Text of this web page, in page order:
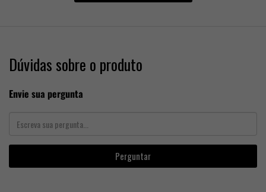
Dúvidas sobre o produto
Envie sua pergunta
Perguntar